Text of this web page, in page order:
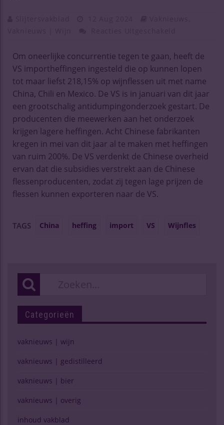
Om oneerlijke concurrentie tegen te gaan, heeft de
VS importheffingen ingesteld die op kunnen lopen
tot maar liefst 218,15% op wijnflessen uit met name
China, Chili en Mexico. De VS is in januari van dit jaar
een grootschalig antidumpingonderzoek gestart. De
producenten die meewerken aan het onderzoek
krijgen lagere heffingen. Acht Chinese fabrikanten
kregen in mei van dit jaar al te maken met heffingen
van ruim 200%. De VS verdenkt de Chinese overheid
ervan dat die subsidies verstrekt aan de Chinese
flessenproducenten, zodat zij tegen lage prijzen de
flessen kunnen exporteren naar de VS.
TAGS China heffing import VS Wijnfles
Categorieën
vaknieuws | wijn
vaknieuws | gedistilleerd
vaknieuws | bier
vaknieuws | overig
inhoud vakblad